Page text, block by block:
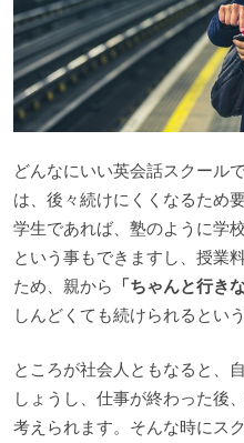
どんなにいい英会話スクール
は、後々続けにくくなるため要
学生であれば、塾のように学
という事もできますし、授業
ため、親から 「ちゃんと行き
しんどくても続けられるとい
ところが社会人ともなると、
しょうし、仕事が終わった後
考えられます。そんな時にス